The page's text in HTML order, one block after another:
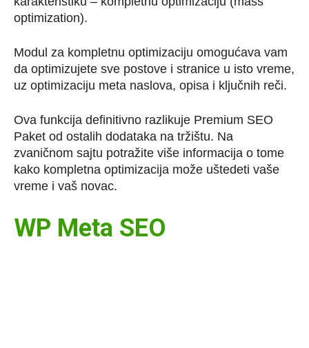
optimization).
Modul za kompletnu optimizaciju omogućava vam
da optimizujete sve postove i stranice u isto vreme,
uz optimizaciju meta naslova, opisa i ključnih reči.
Ova funkcija definitivno razlikuje Premium SEO
Paket od ostalih dodataka na tržištu. Na
zvaničnom sajtu potražite više informacija o tome
kako kompletna optimizacija može uštedeti vaše
vreme i vaš novac.
WP Meta SEO